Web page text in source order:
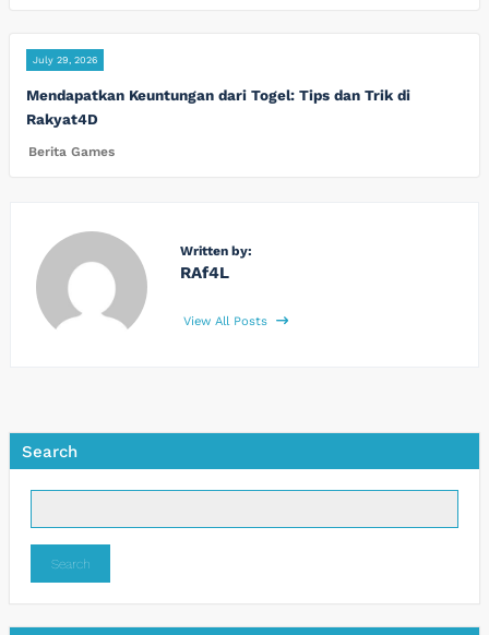
July 29, 2026
Mendapatkan Keuntungan dari Togel: Tips dan Trik di
Rakyat4D
Berita Games
Written by:
RAf4L
View All Posts
Search
Search